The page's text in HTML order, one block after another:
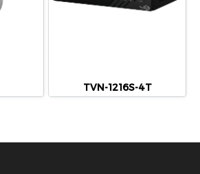
TVN-1216S-4T